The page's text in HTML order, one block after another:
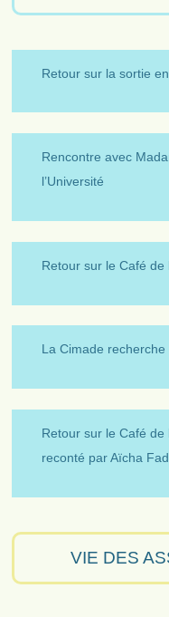
Retour sur la sortie
Rencontre avec
l’Université
Retour sur le Café de
La Cimade
Retour sur le Café de
reconté par Aïcha
VIE DES